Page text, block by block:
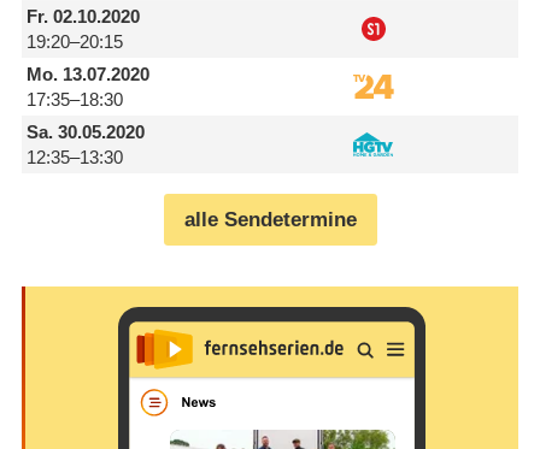
Fr.02.10.2020
19:20–20:15
Mo.13.07.2020
17:35–18:30
Sa.30.05.2020
12:35–13:30
alle Sendetermine